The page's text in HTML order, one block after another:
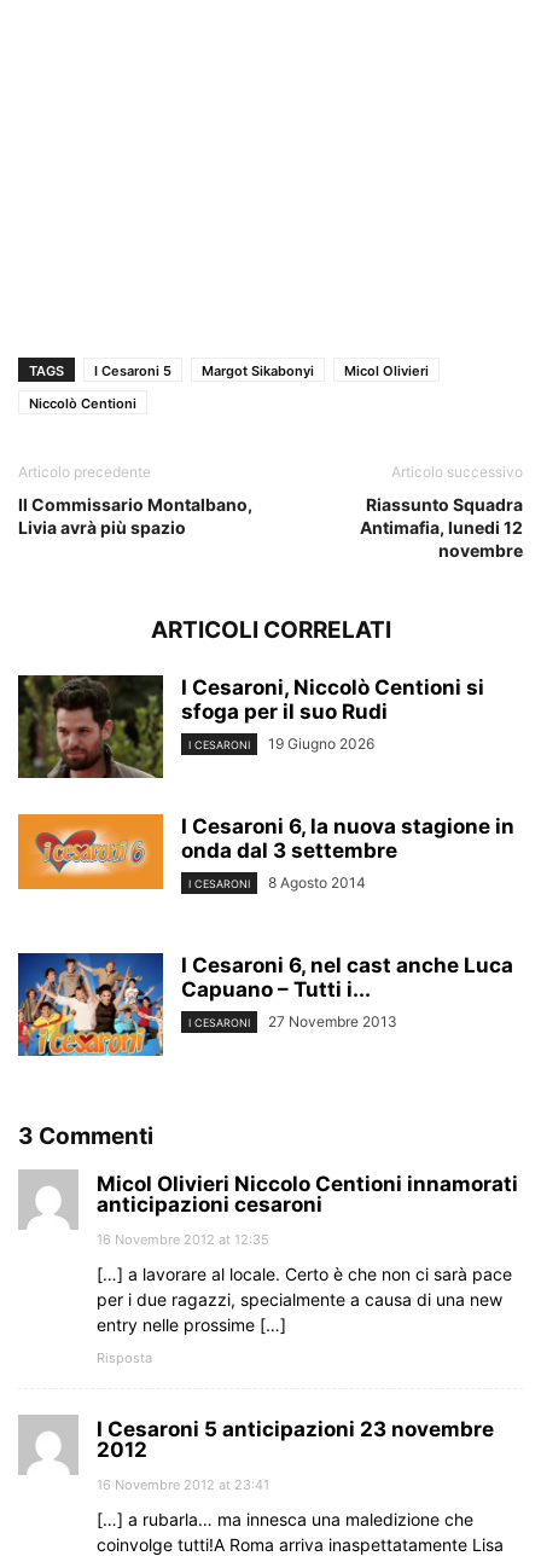
TAGS I Cesaroni 5 Margot Sikabonyi
Micol Olivieri
Niccolò Centioni
Articolo precedente
Il Commissario Montalbano,
Livia avrà più spazio
Articolo successivo
Riassunto Squadra
Antimafia, lunedi 12
novembre
ARTICOLI CORRELATI
I Cesaroni, Niccolò Centioni si
sfoga per il suo Rudi
I CESARONI 19 Giugno 2026
I Cesaroni 6, la nuova stagione in
onda dal 3 settembre
I CESARONI 8 Agosto 2014
I Cesaroni 6, nel cast anche Luca
Capuano – Tutti i...
I CESARONI 27 Novembre 2013
3 Commenti
Micol Olivieri Niccolo Centioni innamorati
anticipazioni cesaroni
16 Novembre 2012 at 12:35
[…] a lavorare al locale. Certo è che non ci sarà pace
per i due ragazzi, specialmente a causa di una new
entry nelle prossime […]
Risposta
I Cesaroni 5 anticipazioni 23 novembre
2012
16 Novembre 2012 at 23:41
[…] a rubarla… ma innesca una maledizione che
coinvolge tutti!A Roma arriva inaspettatamente Lisa